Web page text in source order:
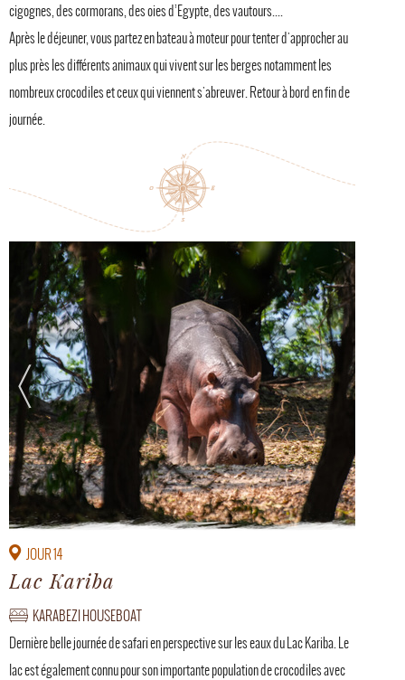
cigognes, des cormorans, des oies d’Egypte, des vautours....
Après le déjeuner, vous partez en bateau à moteur pour tenter d'approcher au
plus près les différents animaux qui vivent sur les berges notamment les
nombreux crocodiles et ceux qui viennent s'abreuver. Retour à bord en fin de
journée.
JOUR 14
Lac Kariba
KARABEZI HOUSEBOAT
Dernière belle journée de safari en perspective sur les eaux du Lac Kariba. Le
lac est également connu pour son importante population de crocodiles avec